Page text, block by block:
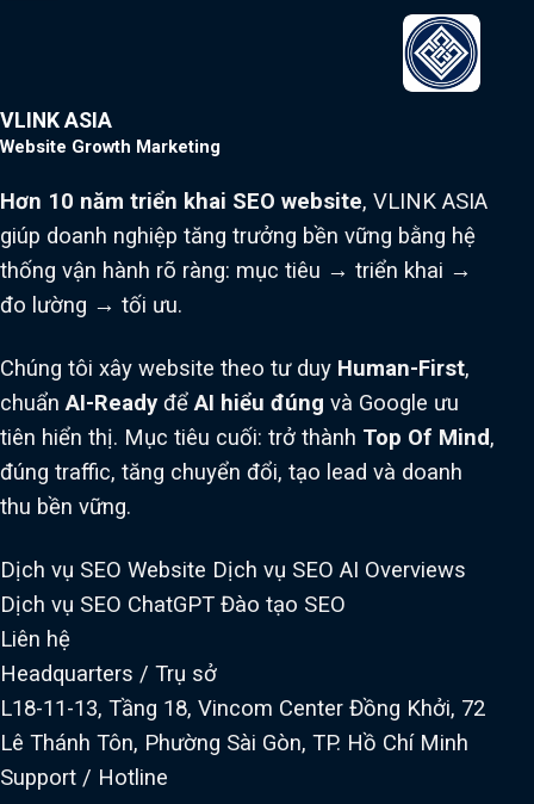
VLINK ASIA
Website Growth Marketing
Hơn 10 năm triển khai SEO website, VLINK ASIA
giúp doanh nghiệp tăng trưởng bền vững bằng hệ
thống vận hành rõ ràng: mục tiêu → triển khai →
đo lường → tối ưu.
Chúng tôi xây website theo tư duy Human-First,
chuẩnAI-Ready đểAI hiểu đúng và Google ưu
tiên hiển thị. Mục tiêu cuối: trở thành Top Of Mind,
đúng traffic, tăng chuyển đổi, tạo lead và doanh
thu bền vững.
Dịch vụ SEO Website Dịch vụ SEO AI Overviews
Dịch vụ SEO ChatGPT Đào tạo SEO
Liên hệ
Headquarters / Trụ sở
L18-11-13, Tầng 18, Vincom Center Đồng Khởi, 72
Lê Thánh Tôn, Phường Sài Gòn, TP. Hồ Chí Minh
Support / Hotline